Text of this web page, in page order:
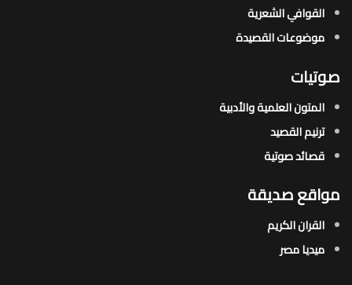
القوافي الشعرية​
موضوعات القصيدة​
صوتيات
المتون العلمية والأدبية
ترنيم القصيد
قصائد صوتية
مواقع صديقة
القران الكريم
ميديا مصر